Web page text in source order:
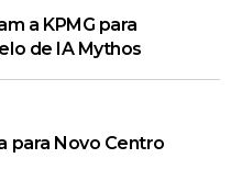
a KPMG para
de IA Mythos
para Novo Centro